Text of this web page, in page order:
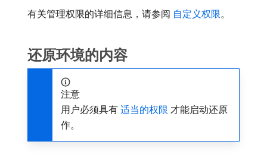
有关管理权限的详细信息，请参阅 自定义权限。
还原环境的内容
注意
用户必须具有 适当的权限 才能启动还原
作。